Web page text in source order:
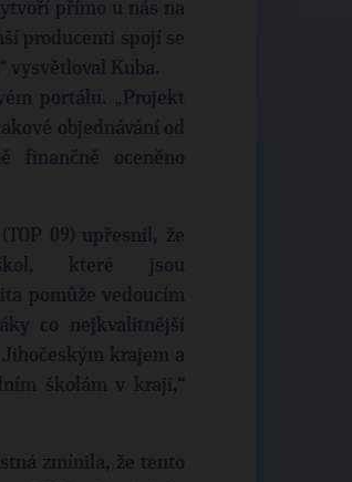
přímo u nás na
producenti spojí se
vysvětloval Kuba.
portálu. „Projekt
objednávání od
finančně oceněno
09) upřesnil, že
které jsou
pomůže vedoucím
co nejkvalitnější
krajem a
školám v kraji,“
zmínila, že tento